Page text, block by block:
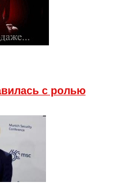
с ролью